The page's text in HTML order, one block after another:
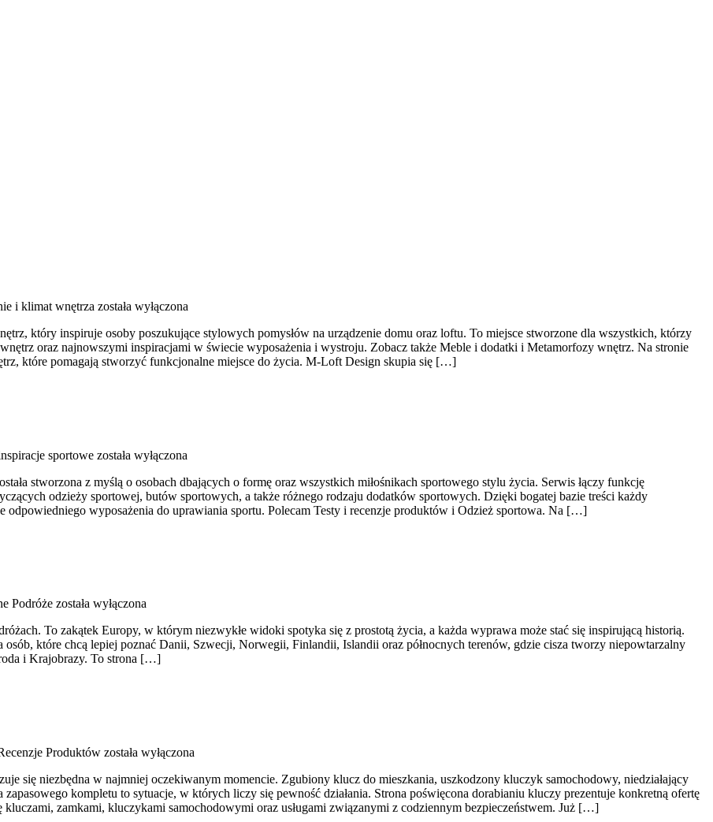
i klimat wnętrza została wyłączona
który inspiruje osoby poszukujące stylowych pomysłów na urządzenie domu oraz loftu. To miejsce stworzone dla wszystkich, którzy
oraz najnowszymi inspiracjami w świecie wyposażenia i wystroju. Zobacz także Meble i dodatki i Metamorfozy wnętrz. Na stronie
które pomagają stworzyć funkcjonalne miejsce do życia. M-Loft Design skupia się […]
sportowe została wyłączona
stworzona z myślą o osobach dbających o formę oraz wszystkich miłośnikach sportowego stylu życia. Serwis łączy funkcję
odzieży sportowej, butów sportowych, a także różnego rodzaju dodatków sportowych. Dzięki bogatej bazie treści każdy
wyposażenia do uprawiania sportu. Polecam Testy i recenzje produktów i Odzież sportowa. Na […]
Podróże została wyłączona
To zakątek Europy, w którym niezwykłe widoki spotyka się z prostotą życia, a każda wyprawa może stać się inspirującą historią.
które chcą lepiej poznać Danii, Szwecji, Norwegii, Finlandii, Islandii oraz północnych terenów, gdzie cisza tworzy niepowtarzalny
i Krajobrazy. To strona […]
Produktów została wyłączona
się niezbędna w najmniej oczekiwanym momencie. Zgubiony klucz do mieszkania, uszkodzony kluczyk samochodowy, niedziałający
kompletu to sytuacje, w których liczy się pewność działania. Strona poświęcona dorabianiu kluczy prezentuje konkretną ofertę
zamkami, kluczykami samochodowymi oraz usługami związanymi z codziennym bezpieczeństwem. Już […]